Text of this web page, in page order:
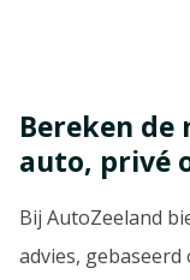
Bereken de
auto, privé
Bij AutoZeeland
advies,